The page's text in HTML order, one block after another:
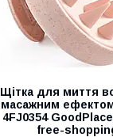
Щітка для миття
масажним
4FJ0354
free-